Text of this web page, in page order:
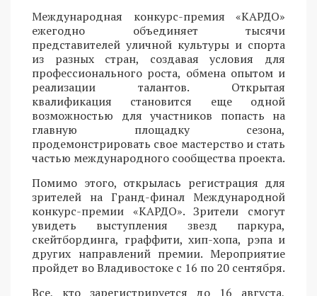
Международная конкурс-премия «КАРДО»
ежегодно объединяет тысячи
представителей уличной культуры и спорта
из разных стран, создавая условия для
профессионального роста, обмена опытом и
реализации талантов. Открытая
квалификация становится еще одной
возможностью для участников попасть на
главную площадку сезона,
продемонстрировать свое мастерство и стать
частью международного сообщества проекта.
Помимо этого, открылась регистрация для
зрителей на Гранд-финал Международной
конкурс-премии «КАРДО». Зрители смогут
увидеть выступления звезд паркура,
скейтбординга, граффити, хип-хопа, рэпа и
других направлений премии. Мероприятие
пройдет во Владивостоке с 16 по 20 сентября.
Все, кто зарегистрируется до 16 августа,